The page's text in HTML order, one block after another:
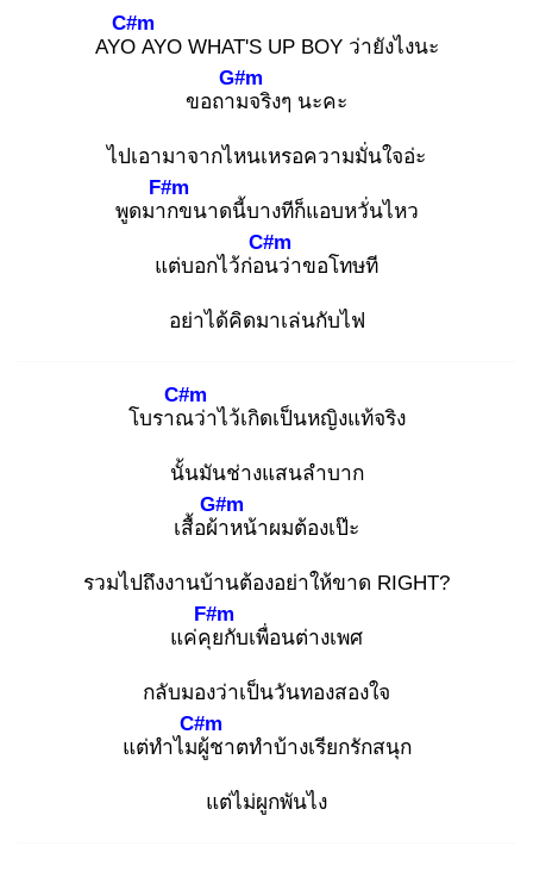
AYO
C#m
AYO WHAT'S UP BOY ว่ายังไงนะ
ขอถาม
G#m
จริงๆ นะคะ
ไปเอามาจากไหนเหรอความมั่นใจอ่ะ
พูดมาก
F#m
ขนาดนี้บางทีก็แอบหวั่นไหว
แต่บอกไว้ก่อน
C#m
ว่าขอโทษที
อย่าได้คิดมาเล่นกับไฟ
โบราณ
C#m
ว่าไว้เกิดเป็นหญิงแท้จริง
นั้นมันช่างแสนลำบาก
เสื้อผ้า
G#m
หน้าผมต้องเป๊ะ
รวมไปถึงงานบ้านต้องอย่าให้ขาด RIGHT?
แค่คุย
F#m
กับเพื่อนต่างเพศ
กลับมองว่าเป็นวันทองสองใจ
แต่ทำไมผู้
C#m
ชาตทำบ้างเรียกรักสนุก
แต่ไม่ผูกพันไง